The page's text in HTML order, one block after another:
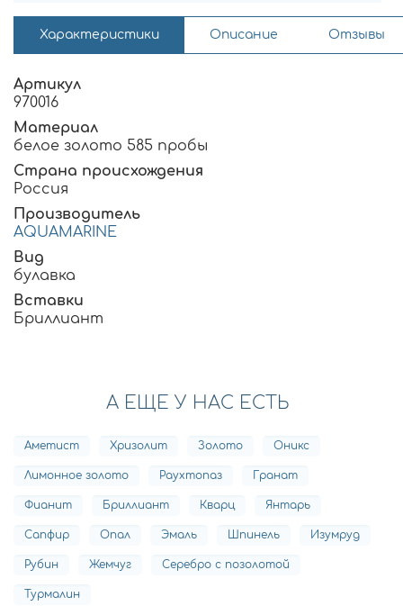
Характеристики Описание Отзывы
Артикул
970016
Материал
белое золото 585 пробы
Страна происхождения
Россия
Производитель
AQUAMARINE
Вид
булавка
Вставки
Бриллиант
А ЕЩЕ У НАС ЕСТЬ
Аметист Хризолит Золото Оникс
Лимонное золото Раухтопаз Гранат
Фианит Бриллиант Кварц Янтарь
Сапфир Опал Эмаль Шпинель Изумруд
Рубин Жемчуг Серебро с позолотой
Турмалин